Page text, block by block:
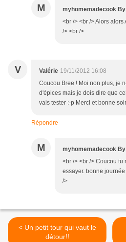
M myhomemadecook
<br /> <br /> Alors
/> <br />
V Valérie 19/11/2012 16:08
Coucou Bree ! Moi non plus, je
d'épices mais je dois dire que
vais tester :-p Merci et bonne
Répondre
M myhomemadecook
<br /> <br /> Coucou
essayer. bonne
/>
< Un petit tour qui vaut le
détour!!